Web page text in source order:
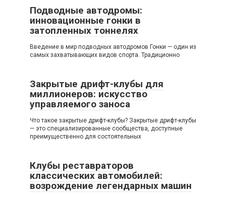
Подводные автодромы:
инновационные гонки в
затопленных тоннелях
Введение в мир подводных автодромов Гонки — один из
самых захватывающих видов спорта. Традиционно
Закрытые дрифт-клубы для
миллионеров: искусство
управляемого заноса
Что такое закрытые дрифт-клубы? Закрытые дрифт-клубы
— это специализированные сообщества, доступные
преимущественно для состоятельных
Клубы реставраторов
классических автомобилей:
возрождение легендарных машин